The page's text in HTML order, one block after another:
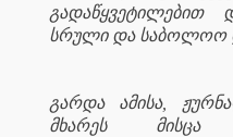
სრული და საბოლოო
გარდა ამისა,
მხარეს მისცა